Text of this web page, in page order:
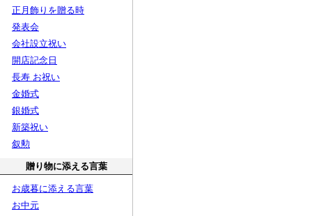
正月飾りを贈る時
発表会
会社設立祝い
開店記念日
長寿 お祝い
金婚式
銀婚式
新築祝い
叙勲
贈り物に添える言葉
お歳暮に添える言葉
お中元